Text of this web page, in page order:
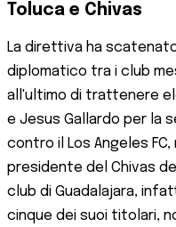
Toluca e Chivas
La direttiva ha
diplomatico tra i club
all'ultimo di trattenere
e Jesus Gallardo per la
contro il Los Angeles
presidente del Chivas de
club di Guadalajara,
cinque dei suoi titolari,